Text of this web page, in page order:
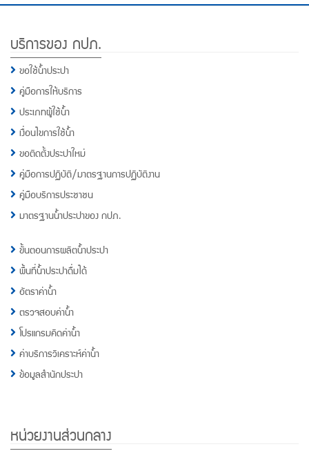
Footer
Menu
บริการของ กปภ.
ขอใช้น้ำประปา
คู่มือการให้บริการ
ประเภทผู้ใช้น้ำ
เงื่อนไขการใช้น้ำ
ขอติดตั้งประปาใหม่
คู่มือการปฏิบัติ/มาตรฐานการปฏิบัติงาน
คู่มือบริการประชาชน
มาตรฐานน้ำประปาของ กปภ.
ขั้นตอนการผลิตน้ำประปา
พื้นที่น้ำประปาดื่มได้
อัตราค่าน้ำ
ตรวจสอบค่าน้ำ
โปรแกรมคิดค่าน้ำ
ค่าบริการวิเคราะห์ค่าน้ำ
ข้อมูลสำนักประปา
หน่วยงานส่วนกลาง